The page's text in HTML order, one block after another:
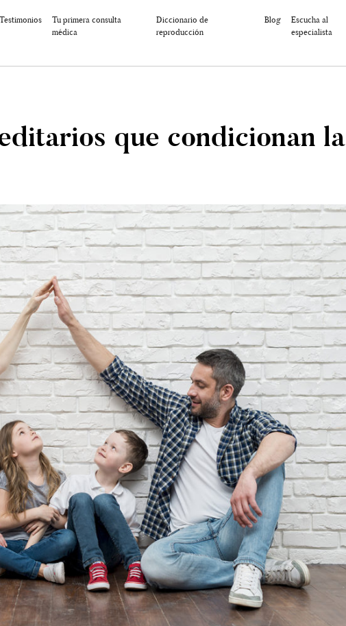
Testimonios
Tu primera consulta
médica
Diccionario de
reproducción
Blog
Escucha al
especialista
que condicionan la